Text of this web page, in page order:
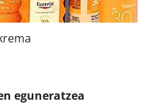
eguneratzea